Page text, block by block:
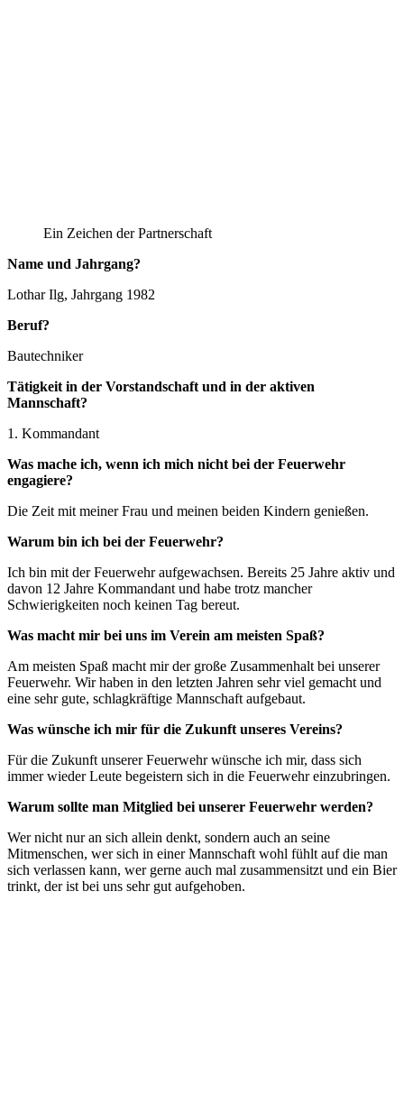
Ein Zeichen der Partnerschaft
Name und Jahrgang?
Lothar Ilg, Jahrgang 1982
Beruf?
Bautechniker
Tätigkeit in der Vorstandschaft und in der aktiven
Mannschaft?
1. Kommandant
Was mache ich, wenn ich mich nicht bei der Feuerwehr
engagiere?
Die Zeit mit meiner Frau und meinen beiden Kindern genießen.
Warum bin ich bei der Feuerwehr?
Ich bin mit der Feuerwehr aufgewachsen. Bereits 25 Jahre aktiv und
davon 12 Jahre Kommandant und habe trotz mancher
Schwierigkeiten noch keinen Tag bereut.
Was macht mir bei uns im Verein am meisten Spaß?
Am meisten Spaß macht mir der große Zusammenhalt bei unserer
Feuerwehr. Wir haben in den letzten Jahren sehr viel gemacht und
eine sehr gute, schlagkräftige Mannschaft aufgebaut.
Was wünsche ich mir für die Zukunft unseres Vereins?
Für die Zukunft unserer Feuerwehr wünsche ich mir, dass sich
immer wieder Leute begeistern sich in die Feuerwehr einzubringen.
Warum sollte man Mitglied bei unserer Feuerwehr werden?
Wer nicht nur an sich allein denkt, sondern auch an seine
Mitmenschen, wer sich in einer Mannschaft wohl fühlt auf die man
sich verlassen kann, wer gerne auch mal zusammensitzt und ein Bier
trinkt, der ist bei uns sehr gut aufgehoben.